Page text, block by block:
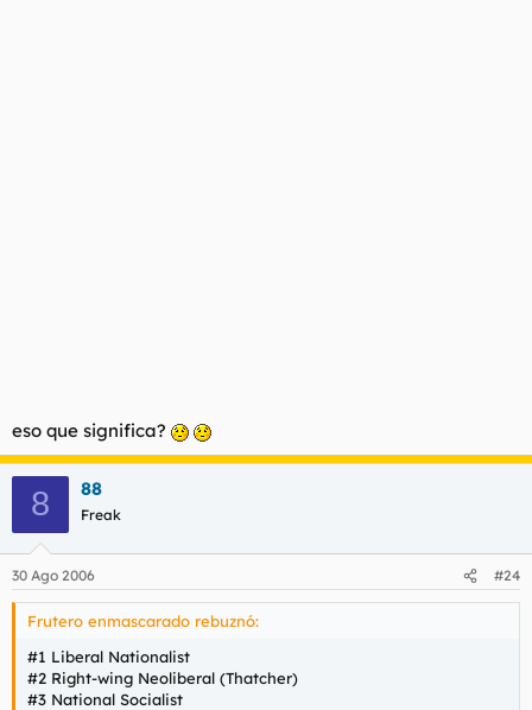
eso que significa?
8 88
Freak
30 Ago 2006 #24
Frutero enmascarado rebuznó:
#1 Liberal Nationalist
#2 Right-wing Neoliberal (Thatcher)
#3 National Socialist